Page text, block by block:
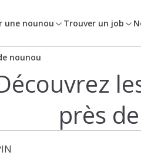
une nounou Trouver un job
nounou
près